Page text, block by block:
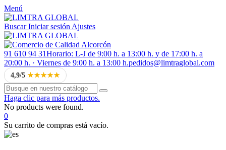
Menú
Buscar Iniciar sesión Ajustes
91 610 94 31Horario: L-J de 9:00 h. a 13:00 h. y de 17:00 h. a
20:00 h. · Viernes de 9:00 h. a 13:00 h.pedidos@limtraglobal.com
4,9/5 ★★★★★
Haga clic para más productos.
No products were found.
0
Su carrito de compras está vacío.